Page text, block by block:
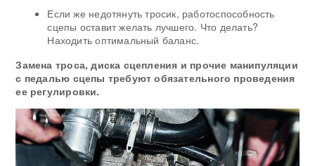
Если же недотянуть тросик, работоспособность
сцепы оставит желать лучшего. Что делать?
Находить оптимальный баланс.
Замена троса, диска сцепления и прочие манипуляции
с педалью сцепы требуют обязательного проведения
ее регулировки.